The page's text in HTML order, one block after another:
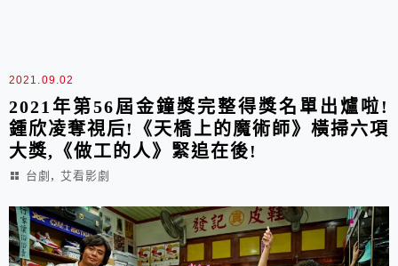
2021.09.02
2021年第56屆金鐘獎完整得獎名單出爐啦!
鍾欣凌奪視后!《天橋上的魔術師》橫掃六項
大獎,《做工的人》緊追在後!
台劇 , 艾看影劇